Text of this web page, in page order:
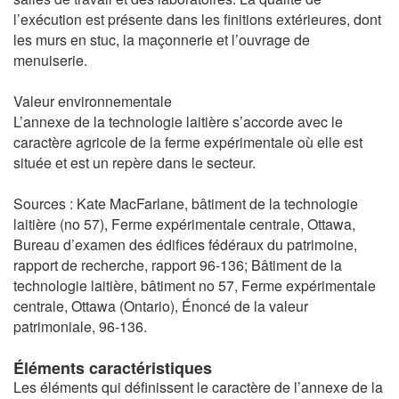
l’exécution est présente dans les finitions extérieures, dont
les murs en stuc, la maçonnerie et l’ouvrage de
menuiserie.
Valeur environnementale
L’annexe de la technologie laitière s’accorde avec le
caractère agricole de la ferme expérimentale où elle est
située et est un repère dans le secteur.
Sources : Kate MacFarlane, bâtiment de la technologie
laitière (no 57), Ferme expérimentale centrale, Ottawa,
Bureau d’examen des édifices fédéraux du patrimoine,
rapport de recherche, rapport 96-136; Bâtiment de la
technologie laitière, bâtiment no 57, Ferme expérimentale
centrale, Ottawa (Ontario), Énoncé de la valeur
patrimoniale, 96-136.
Éléments caractéristiques
Les éléments qui définissent le caractère de l’annexe de la